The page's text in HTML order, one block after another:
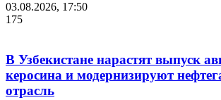
03.08.2026, 17:50
175
В Узбекистане нарастят выпуск
керосина и модернизируют
отрасль